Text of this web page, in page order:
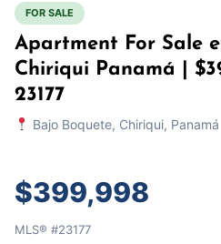
FOR SALE
Apartment For Sale
Chiriqui Panamá |
23177
Bajo Boquete, Chiriqui, Panamá
$399,998
MLS® #23177